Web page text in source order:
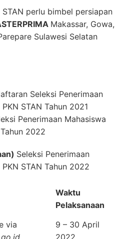
perlu bimbel persiapan
Makassar, Gowa,
Sulawesi Selatan
Seleksi Penerimaan
STAN Tahun 2021
Penerimaan Mahasiswa
2022
Seleksi Penerimaan
STAN Tahun 2022
Waktu
Pelaksanaan
via
9 – 30 April
2022